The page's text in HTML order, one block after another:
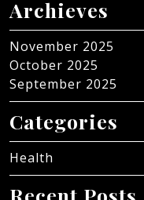
Archieves
November 2025
October 2025
September 2025
Categories
Health
Recent Posts